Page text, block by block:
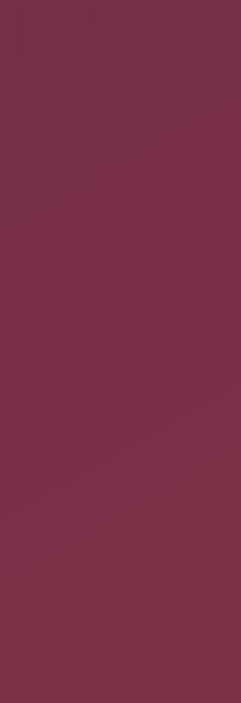
voilà ce que
on: